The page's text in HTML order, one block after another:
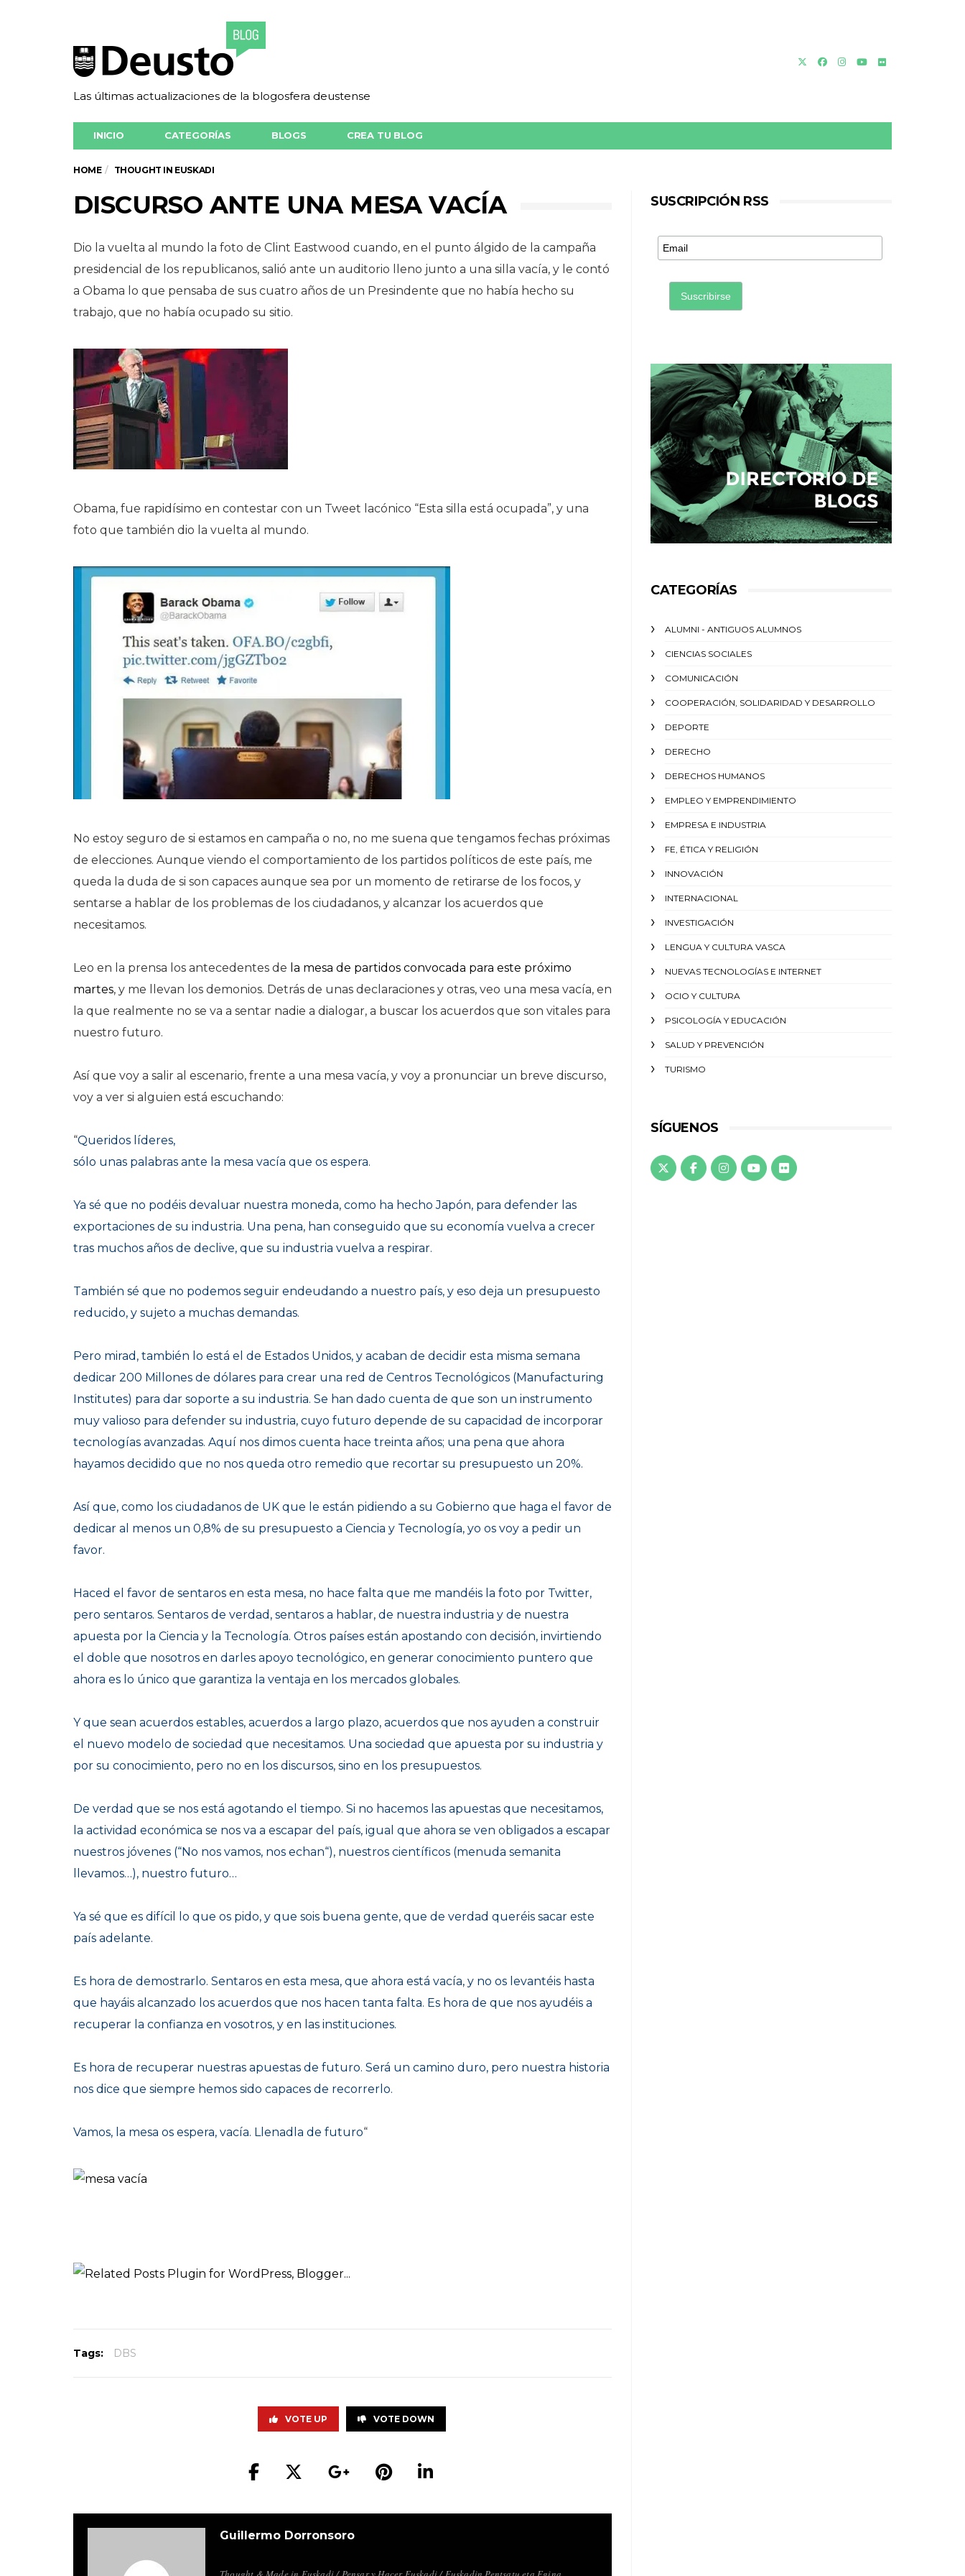
Las últimas actualizaciones de la blogosfera deustense
INICIO CATEGORÍAS BLOGS CREA TU BLOG
HOME THOUGHT IN EUSKADI
DISCURSO ANTE UNA MESA VACÍA
Dio la vuelta al mundo la foto de Clint Eastwood cuando, en el punto álgido de la campaña
presidencial de los republicanos, salió ante un auditorio lleno junto a una silla vacía, y le contó
a Obama lo que pensaba de sus cuatro años de un Presindente que no había hecho su
trabajo, que no había ocupado su sitio.
Obama, fue rapidísimo en contestar con un Tweet lacónico “Esta silla está ocupada”, y una
foto que también dio la vuelta al mundo.
No estoy seguro de si estamos en campaña o no, no me suena que tengamos fechas próximas
de elecciones. Aunque viendo el comportamiento de los partidos políticos de este país, me
queda la duda de si son capaces aunque sea por un momento de retirarse de los focos, y
sentarse a hablar de los problemas de los ciudadanos, y alcanzar los acuerdos que
necesitamos.
Leo en la prensa los antecedentes de la mesa de partidos convocada para este próximo
martes, y me llevan los demonios. Detrás de unas declaraciones y otras, veo una mesa vacía, en
la que realmente no se va a sentar nadie a dialogar, a buscar los acuerdos que son vitales para
nuestro futuro.
Así que voy a salir al escenario, frente a una mesa vacía, y voy a pronunciar un breve discurso,
voy a ver si alguien está escuchando:
“Queridos líderes,
sólo unas palabras ante la mesa vacía que os espera.
Ya sé que no podéis devaluar nuestra moneda, como ha hecho Japón, para defender las
exportaciones de su industria. Una pena, han conseguido que su economía vuelva a crecer
tras muchos años de declive, que su industria vuelva a respirar.
También sé que no podemos seguir endeudando a nuestro país, y eso deja un presupuesto
reducido, y sujeto a muchas demandas.
Pero mirad, también lo está el de Estados Unidos, y acaban de decidir esta misma semana
dedicar 200 Millones de dólares para crear una red de Centros Tecnológicos (Manufacturing
Institutes) para dar soporte a su industria. Se han dado cuenta de que son un instrumento
muy valioso para defender su industria, cuyo futuro depende de su capacidad de incorporar
tecnologías avanzadas. Aquí nos dimos cuenta hace treinta años; una pena que ahora
hayamos decidido que no nos queda otro remedio que recortar su presupuesto un 20%.
Así que, como los ciudadanos de UK que le están pidiendo a su Gobierno que haga el favor de
dedicar al menos un 0,8% de su presupuesto a Ciencia y Tecnología, yo os voy a pedir un
favor.
Haced el favor de sentaros en esta mesa, no hace falta que me mandéis la foto por Twitter,
pero sentaros. Sentaros de verdad, sentaros a hablar, de nuestra industria y de nuestra
apuesta por la Ciencia y la Tecnología. Otros países están apostando con decisión, invirtiendo
el doble que nosotros en darles apoyo tecnológico, en generar conocimiento puntero que
ahora es lo único que garantiza la ventaja en los mercados globales.
Y que sean acuerdos estables, acuerdos a largo plazo, acuerdos que nos ayuden a construir
el nuevo modelo de sociedad que necesitamos. Una sociedad que apuesta por su industria y
por su conocimiento, pero no en los discursos, sino en los presupuestos.
De verdad que se nos está agotando el tiempo. Si no hacemos las apuestas que necesitamos,
la actividad económica se nos va a escapar del país, igual que ahora se ven obligados a escapar
nuestros jóvenes (“No nos vamos, nos echan“), nuestros científicos (menuda semanita
llevamos…), nuestro futuro…
Ya sé que es difícil lo que os pido, y que sois buena gente, que de verdad queréis sacar este
país adelante.
Es hora de demostrarlo. Sentaros en esta mesa, que ahora está vacía, y no os levantéis hasta
que hayáis alcanzado los acuerdos que nos hacen tanta falta. Es hora de que nos ayudéis a
recuperar la confianza en vosotros, y en las instituciones.
Es hora de recuperar nuestras apuestas de futuro. Será un camino duro, pero nuestra historia
nos dice que siempre hemos sido capaces de recorrerlo.
Vamos, la mesa os espera, vacía. Llenadla de futuro“
Tags: DBS
VOTE UP VOTE DOWN
Guillermo Dorronsoro
SUSCRIPCIÓN RSS
CATEGORÍAS
ALUMNI - ANTIGUOS ALUMNOS
CIENCIAS SOCIALES
COMUNICACIÓN
COOPERACIÓN, SOLIDARIDAD Y DESARROLLO
DEPORTE
DERECHO
DERECHOS HUMANOS
EMPLEO Y EMPRENDIMIENTO
EMPRESA E INDUSTRIA
FE, ÉTICA Y RELIGIÓN
INNOVACIÓN
INTERNACIONAL
INVESTIGACIÓN
LENGUA Y CULTURA VASCA
NUEVAS TECNOLOGÍAS E INTERNET
OCIO Y CULTURA
PSICOLOGÍA Y EDUCACIÓN
SALUD Y PREVENCIÓN
TURISMO
SÍGUENOS